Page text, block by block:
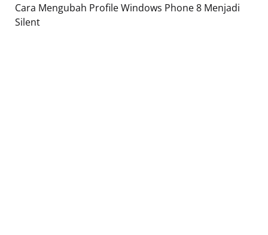
Cara Mengubah Profile Windows Phone 8 Menjadi
Silent